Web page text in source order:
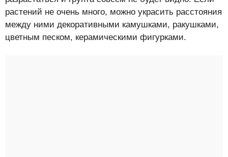
растений не очень много, можно украсить расстояния
между ними декоративными камушками, ракушками,
цветным песком, керамическими фигурками.